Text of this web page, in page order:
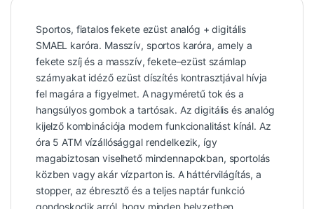
Sportos, fiatalos fekete ezüst analóg + digitális
SMAEL karóra. Masszív, sportos karóra, amely a
fekete szíj és a masszív, fekete–ezüst számlap
szárnyakat idéző ezüst díszítés kontrasztjával hívja
fel magára a figyelmet. A nagyméretű tok és a
hangsúlyos gombok a tartósak. Az digitális és analóg
kijelző kombinációja modern funkcionalitást kínál. Az
óra 5 ATM vízállósággal rendelkezik, így
magabiztosan viselhető mindennapokban, sportolás
közben vagy akár vízparton is. A háttérvilágítás, a
stopper, az ébresztő és a teljes naptár funkció
gondoskodik arról, hogy minden helyzetben